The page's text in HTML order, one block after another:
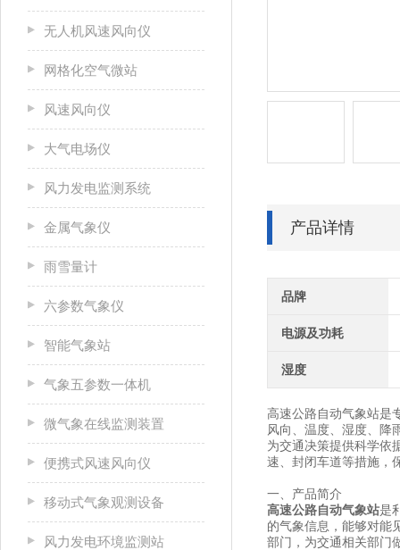
无人机风速风向仪
网格化空气微站
风速风向仪
大气电场仪
风力发电监测系统
金属气象仪
雨雪量计
六参数气象仪
智能气象站
气象五参数一体机
微气象在线监测装置
便携式风速风向仪
移动式气象观测设备
风力发电环境监测站
产品详情
品牌
电源及功耗
湿度
高速公路自动气象站是
风向、温度、湿度、降
为交通决策提供科学依
速、封闭车道等措施，
一、产品简介
高速公路自动气象站是
的气象信息，能够对能
部门，为交通相关部门